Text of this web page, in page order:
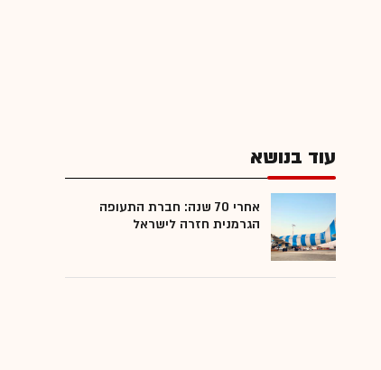
עוד בנושא
אחרי 70 שנה: חברת התעופה
הגרמנית חזרה לישראל